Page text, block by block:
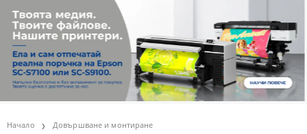
Начало Довършване и монтиране